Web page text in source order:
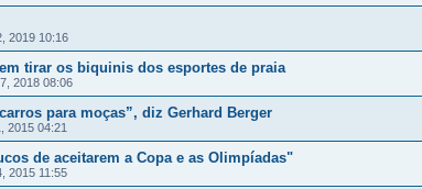
2019 10:16
tirar os biquinis dos esportes de praia
2018 08:06
para moças”, diz Gerhard Berger
2015 04:21
de aceitarem a Copa e as Olimpíadas"
2015 11:55